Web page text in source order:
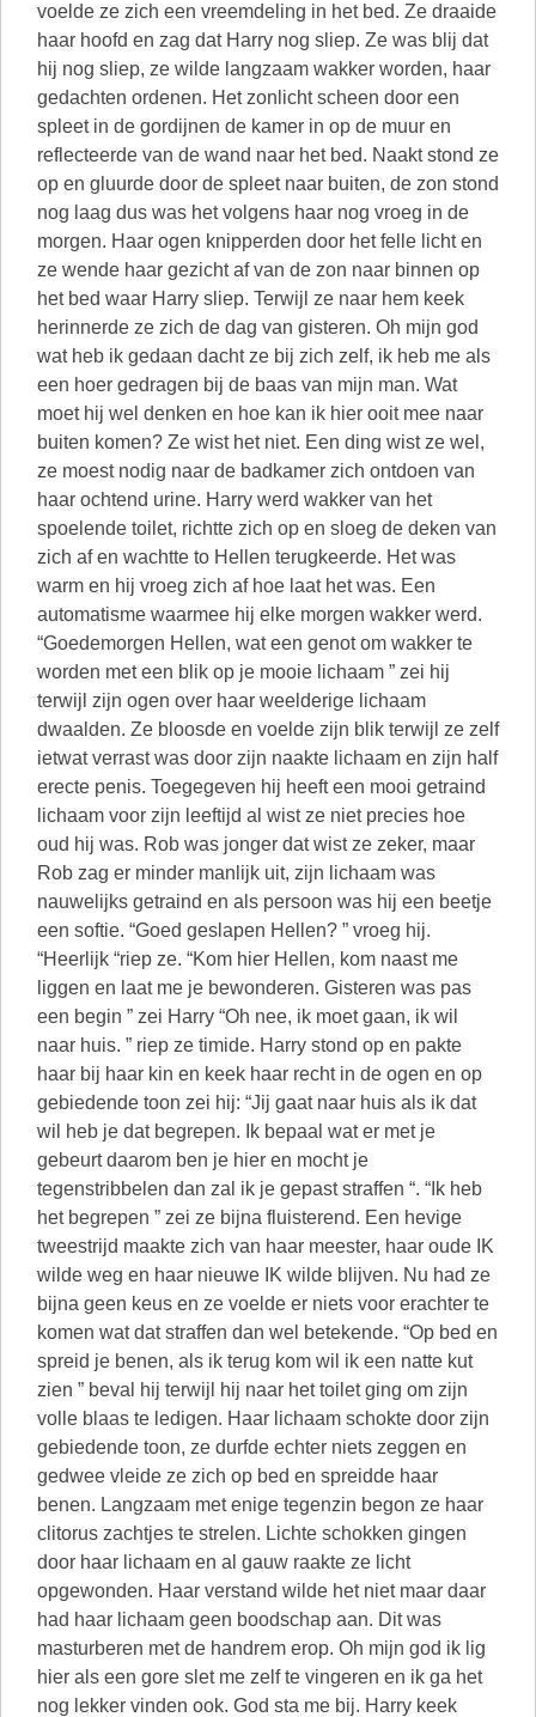
voelde ze zich een vreemdeling in het bed. Ze draaide
haar hoofd en zag dat Harry nog sliep. Ze was blij dat
hij nog sliep, ze wilde langzaam wakker worden, haar
gedachten ordenen. Het zonlicht scheen door een
spleet in de gordijnen de kamer in op de muur en
reflecteerde van de wand naar het bed. Naakt stond ze
op en gluurde door de spleet naar buiten, de zon stond
nog laag dus was het volgens haar nog vroeg in de
morgen. Haar ogen knipperden door het felle licht en
ze wende haar gezicht af van de zon naar binnen op
het bed waar Harry sliep. Terwijl ze naar hem keek
herinnerde ze zich de dag van gisteren. Oh mijn god
wat heb ik gedaan dacht ze bij zich zelf, ik heb me als
een hoer gedragen bij de baas van mijn man. Wat
moet hij wel denken en hoe kan ik hier ooit mee naar
buiten komen? Ze wist het niet. Een ding wist ze wel,
ze moest nodig naar de badkamer zich ontdoen van
haar ochtend urine. Harry werd wakker van het
spoelende toilet, richtte zich op en sloeg de deken van
zich af en wachtte to Hellen terugkeerde. Het was
warm en hij vroeg zich af hoe laat het was. Een
automatisme waarmee hij elke morgen wakker werd.
“Goedemorgen Hellen, wat een genot om wakker te
worden met een blik op je mooie lichaam ” zei hij
terwijl zijn ogen over haar weelderige lichaam
dwaalden. Ze bloosde en voelde zijn blik terwijl ze zelf
ietwat verrast was door zijn naakte lichaam en zijn half
erecte penis. Toegegeven hij heeft een mooi getraind
lichaam voor zijn leeftijd al wist ze niet precies hoe
oud hij was. Rob was jonger dat wist ze zeker, maar
Rob zag er minder manlijk uit, zijn lichaam was
nauwelijks getraind en als persoon was hij een beetje
een softie. “Goed geslapen Hellen? ” vroeg hij.
“Heerlijk “riep ze. “Kom hier Hellen, kom naast me
liggen en laat me je bewonderen. Gisteren was pas
een begin ” zei Harry “Oh nee, ik moet gaan, ik wil
naar huis. ” riep ze timide. Harry stond op en pakte
haar bij haar kin en keek haar recht in de ogen en op
gebiedende toon zei hij: “Jij gaat naar huis als ik dat
wil heb je dat begrepen. Ik bepaal wat er met je
gebeurt daarom ben je hier en mocht je
tegenstribbelen dan zal ik je gepast straffen “. “Ik heb
het begrepen ” zei ze bijna fluisterend. Een hevige
tweestrijd maakte zich van haar meester, haar oude IK
wilde weg en haar nieuwe IK wilde blijven. Nu had ze
bijna geen keus en ze voelde er niets voor erachter te
komen wat dat straffen dan wel betekende. “Op bed en
spreid je benen, als ik terug kom wil ik een natte kut
zien ” beval hij terwijl hij naar het toilet ging om zijn
volle blaas te ledigen. Haar lichaam schokte door zijn
gebiedende toon, ze durfde echter niets zeggen en
gedwee vleide ze zich op bed en spreidde haar
benen. Langzaam met enige tegenzin begon ze haar
clitorus zachtjes te strelen. Lichte schokken gingen
door haar lichaam en al gauw raakte ze licht
opgewonden. Haar verstand wilde het niet maar daar
had haar lichaam geen boodschap aan. Dit was
masturberen met de handrem erop. Oh mijn god ik lig
hier als een gore slet me zelf te vingeren en ik ga het
nog lekker vinden ook. God sta me bij. Harry keek